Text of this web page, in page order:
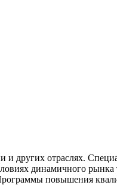
и других отраслях.
динамичного рынка
Программы повышения